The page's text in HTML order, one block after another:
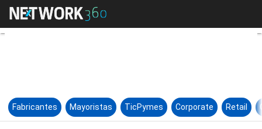
Tech Data creció un 9,2% en
Fabricantes Mayoristas TicPymes Corporate Retail